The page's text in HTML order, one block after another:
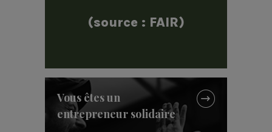
(source : FAIR)
Vous êtes un
entrepreneur solidaire